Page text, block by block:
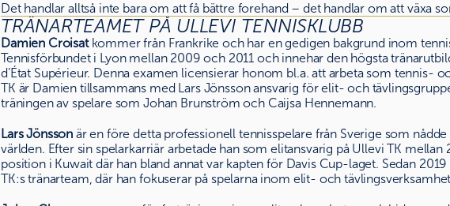
Det handlar alltså inte bara om att få bättre forehand – det handlar om att växa
TRÄNARTEAMET PÅ ULLEVI TENNISKLUBB
Damien Croisatkommer från Frankrike och har en gedigen bakgrund inom
Tennisförbundet i Lyon mellan 2009 och 2011 och innehar den högsta
d’État Supérieur. Denna examen licensierar honom bl.a. att arbeta som tennis-
TK är Damien tillsammans med Lars Jönsson ansvarig för elit- och
träningen av spelare som Johan Brunström och Caijsa Hennemann.
Lars Jönsson är en före detta professionell tennisspelare från Sverige som
världen. Efter sin spelarkarriär arbetade han som elitansvarig på Ullevi TK
position i Kuwait där han bland annat var kapten för Davis Cup-laget. Sedan
TK:s tränarteam, där han fokuserar på spelarna inom elit- och